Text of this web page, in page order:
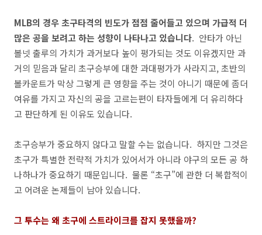
MLB의 경우 초구타격의 빈도가 점점 줄어들고 있으며 가급적 더
많은 공을 보려고 하는 성향이 나타나고 있습니다. 안타가 아닌
볼넷 출루의 가치가 과거보다 높이 평가되는 것도 이유겠지만 과
거의 믿음과 달리 초구승부에 대한 과대평가가 사라지고, 초반의
볼카운트가 막상 그렇게 큰 영향을 주는 것이 아니기 때문에 좀더
여유를 가지고 자신의 공을 고르는편이 타자들에게 더 유리하다
고 판단하게 된 이유도 있습니다.
초구승부가 중요하지 않다고 말할 수는 없습니다. 하지만 그것은
초구가 특별한 전략적 가치가 있어서가 아니라 야구의 모든 공 하
나하나가 중요하기 때문입니다. 물론 “초구”에 관한 더 복합적이
고 어려운 논제들이 남아 있습니다.
그 투수는 왜 초구에 스트라이크를 잡지 못했을까?